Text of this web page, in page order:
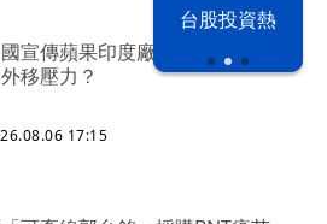
台股投資熱
宣傳蘋果印度廠遭駭 難掩供應
移壓力？
17:15